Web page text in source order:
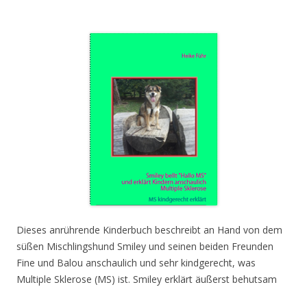
Dieses anrührende Kinderbuch beschreibt an Hand von dem
süßen Mischlingshund Smiley und seinen beiden Freunden
Fine und Balou anschaulich und sehr kindgerecht, was
Multiple Sklerose (MS) ist. Smiley erklärt äußerst behutsam